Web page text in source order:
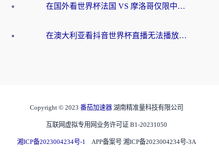
在国外看世界杯法国 VS 摩洛哥仅限中国大陆？别让地域限制拦下你的欢呼
在澳大利亚看抖音世界杯直播无法播放？海外党体育观赛终极指南来了！
Copyright © 2023 番茄加速器 湖南精准量科技有限公司
互联网虚拟专用网业务许可证 B1-20231050
湘ICP备2023004234号-1 APP备案号 湘ICP备2023004234号-3A